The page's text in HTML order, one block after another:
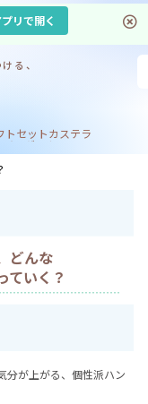
リで開く
る、
トセットカステラ
ジンギスカン
どんな
ていく？
分が上がる、個性派ハン